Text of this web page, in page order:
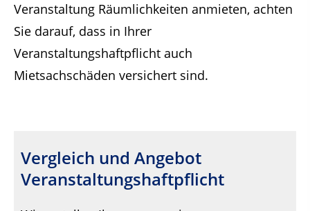
Veranstaltung Räumlichkeiten anmieten, achten
Sie darauf, dass in Ihrer
Veranstaltungshaftpflicht auch
Mietsachschäden versichert sind.
Vergleich und Angebot
Veranstaltungshaftpflicht